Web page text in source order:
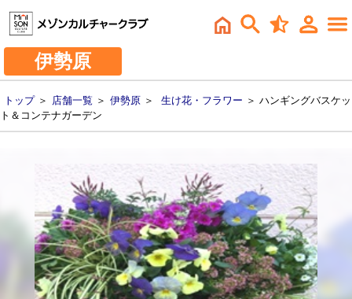
伊勢原
トップ＞ 店舗一覧 ＞ 伊勢原 ＞ 生け花・フラワー ＞ ハンギングバスケッ
ト＆コンテナガーデン